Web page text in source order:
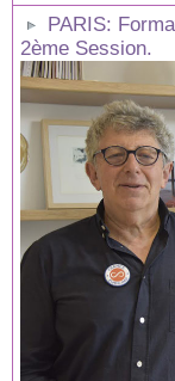
PARIS:
2ème Session.